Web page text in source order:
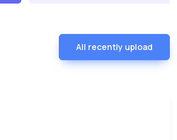
All recently upload